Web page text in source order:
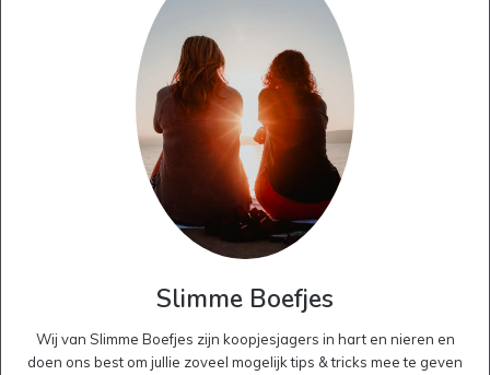
Slimme Boefjes
Wij van Slimme Boefjes zijn koopjesjagers in hart en nieren en
doen ons best om jullie zoveel mogelijk tips & tricks mee te geven